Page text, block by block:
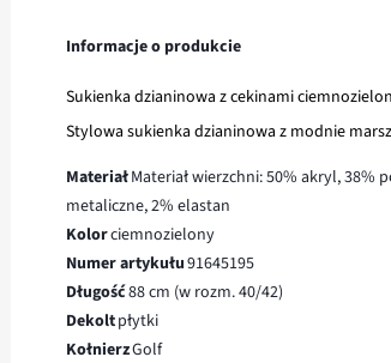
Informacje o produkcie
Sukienka dzianinowa z cekinami
Stylowa sukienka dzianinowa z modnie
MateriałMateriał wierzchni: 50% akryl, 38%
metaliczne, 2% elastan
Kolorciemnozielony
Numer artykułu91645195
Długość88 cm (w rozm. 40/42)
Dekoltpłytki
KołnierzGolf